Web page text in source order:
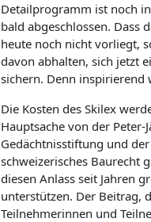
Detailprogramm ist noch
bald abgeschlossen. Dass
heute noch nicht vorliegt,
davon abhalten, sich jetzt
sichern. Denn inspirierend
Die Kosten des Skilex
Hauptsache von der Peter-
Gedächtnisstiftung und
schweizerisches Baurecht
diesen Anlass seit Jahren
unterstützen. Der Beitrag,
Teilnehmerinnen und